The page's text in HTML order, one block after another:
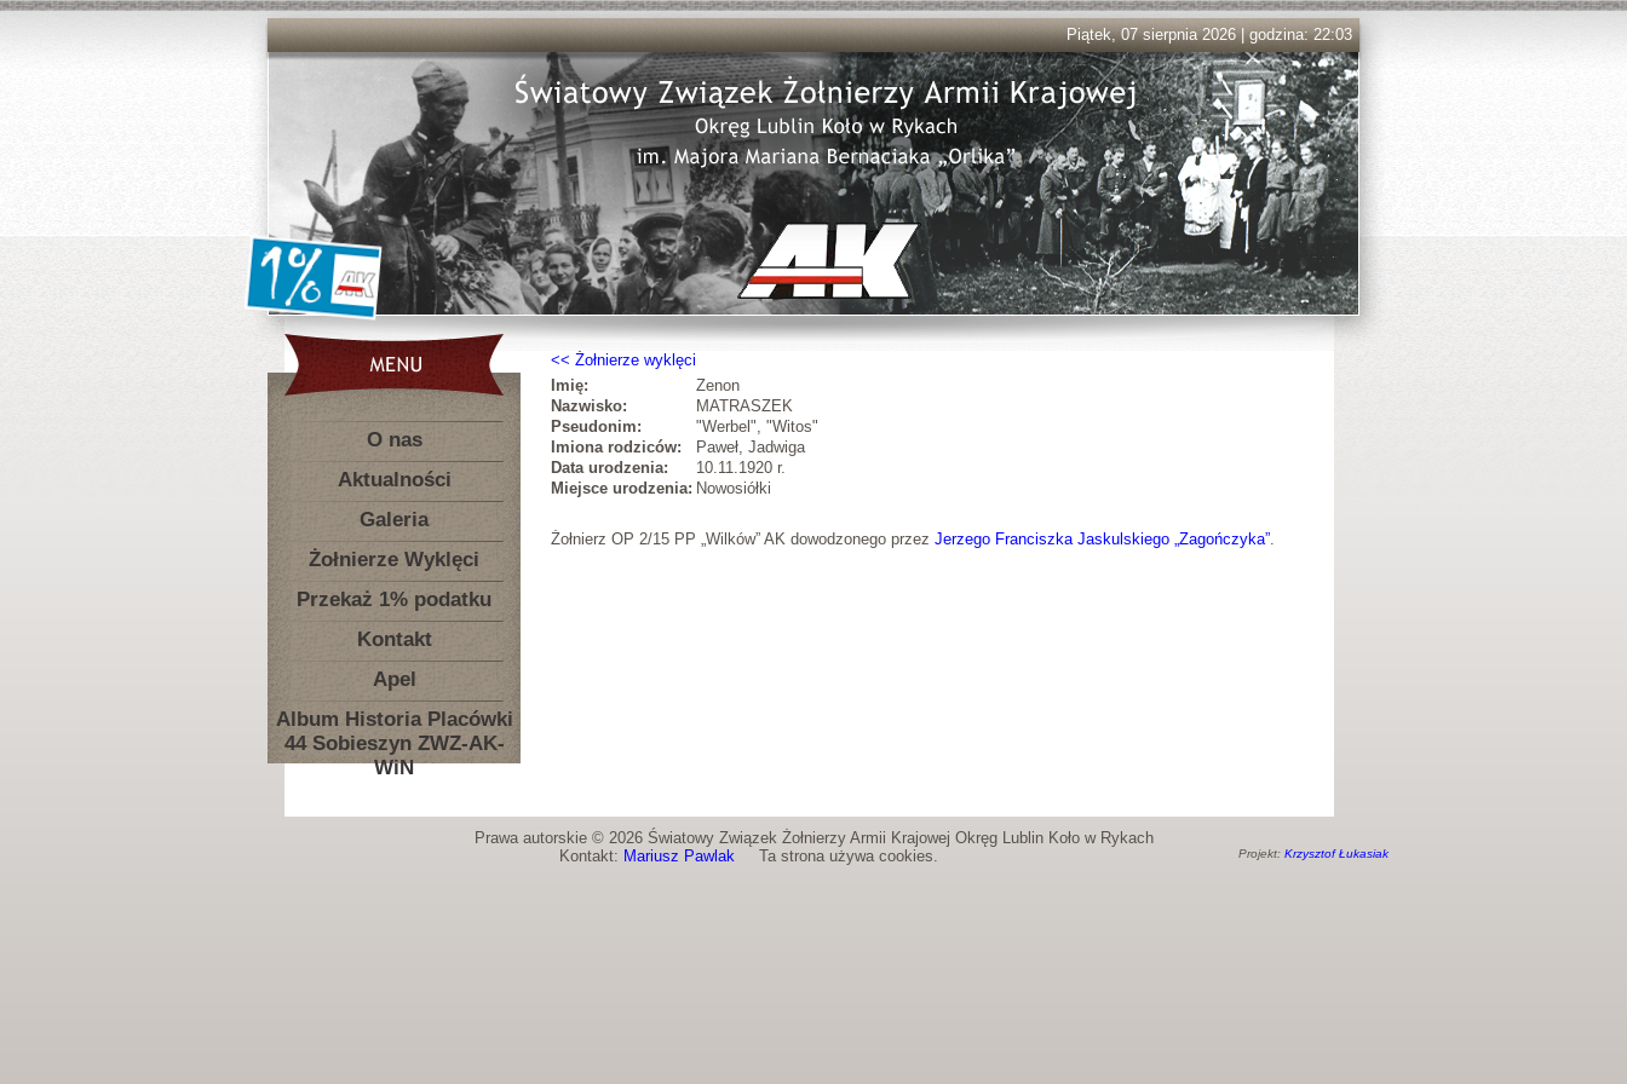
Piątek, 07 sierpnia 2026 | godzina: 22:03
O nas
Aktualności
Galeria
Żołnierze Wyklęci
Przekaż 1% podatku
Kontakt
Apel
Album Historia Placówki
44 Sobieszyn ZWZ-AK-
WiN
Żołnierze wyklęci
Imię:
Zenon
Nazwisko:
MATRASZEK
Pseudonim:
"Werbel", "Witos"
Imiona rodziców:
Paweł, Jadwiga
Data urodzenia:
10.11.1920 r.
Miejsce urodzenia: Nowosiółki
Żołnierz OP 2/15 PP „Wilków” AK dowodzonego przez Jerzego Franciszka Jaskulskiego „Zagończyka”.
Prawa autorskie © 2026 Światowy Związek Żołnierzy Armii Krajowej Okręg Lublin Koło w Rykach
Kontakt: Mariusz PawlakTa strona używa cookies. Projekt: Krzysztof Łukasiak